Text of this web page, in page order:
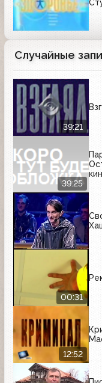
Случайные
39:21
39:25
00:31
12:52